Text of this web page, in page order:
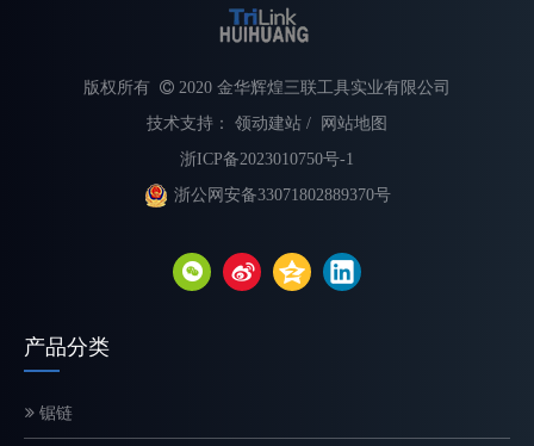
选择合适的链锯链对于最大限度地提高切割速度、提高安全性和延
版权所有  2020 金华辉煌三联工具实业有限公司
技术支持： 领动建站 /
网站地图
浙ICP备2023010750号-1
浙公网安备33071802889370号
产品分类
锯链